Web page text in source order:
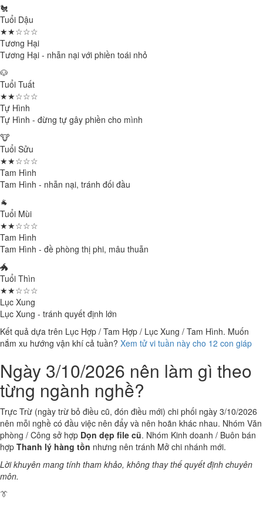
🐔
Tuổi Dậu
★★☆☆☆
Tương Hại
Tương Hại - nhẫn nại với phiền toái nhỏ
🐶
Tuổi Tuất
★★☆☆☆
Tự Hình
Tự Hình - đừng tự gây phiền cho mình
🐮
Tuổi Sửu
★★☆☆☆
Tam Hình
Tam Hình - nhẫn nại, tránh đối đầu
🐐
Tuổi Mùi
★★☆☆☆
Tam Hình
Tam Hình - đề phòng thị phi, mâu thuẫn
🐲
Tuổi Thìn
★★☆☆☆
Lục Xung
Lục Xung - tránh quyết định lớn
Kết quả dựa trên Lục Hợp / Tam Hợp / Lục Xung / Tam Hình. Muốn
nắm xu hướng vận khí cả tuần? Xem tử vi tuần này cho 12 con giáp
Ngày 3/10/2026 nên làm gì theo
từng ngành nghề?
Trực Trừ (ngày trừ bỏ điều cũ, đón điều mới) chi phối ngày 3/10/2026
nên mỗi nghề có đầu việc nên đẩy và nên hoãn khác nhau. Nhóm Văn
phòng / Công sở hợp Dọn dẹp file cũ. Nhóm Kinh doanh / Buôn bán
hợp Thanh lý hàng tồn nhưng nên tránh Mở chi nhánh mới.
Lời khuyên mang tính tham khảo, không thay thế quyết định chuyên
môn.
👔